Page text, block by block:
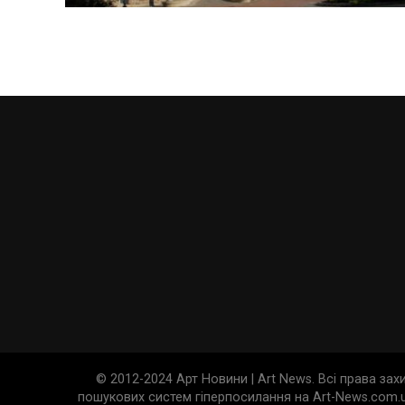
© 2012-2024 Арт Новини | Art News. Всі права
пошукових систем гіперпосилання на Art-